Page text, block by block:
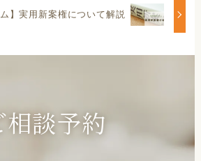
】実用新案権について解説
相談予約